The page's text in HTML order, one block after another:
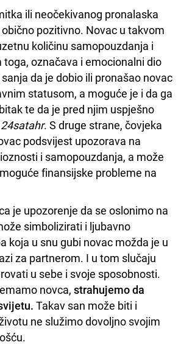
ili neočekivanog pronalaska
pozitivno. Novac u takvom
količinu samopouzdanja i
toga, označava i emocionalni dio
da je dobio ili pronašao novac
statusom, a moguće je i da ga
te da je pred njim uspješno
24satahr. S druge strane, čovjeka
podsvijest upozorava na
i samopouzdanja, a može
finansijske probleme na
je upozorenje da se oslonimo na
simbolizirati i ljubavno
koja u snu gubi novac možda je u
za partnerom. I u tom slučaju
u sebe i svoje sposobnosti.
novca, strahujemo da
Takav san može biti i
ne služimo dovoljno svojim